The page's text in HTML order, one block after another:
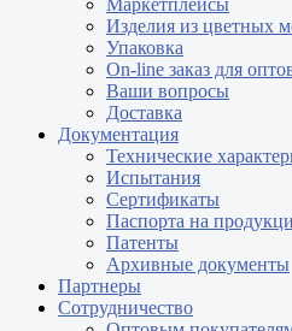
Маркетплейсы
Изделия из цветных
Упаковка
On-line заказ для
Ваши вопросы
Доставка
Документация
Технические
Испытания
Сертификаты
Паспорта на
Патенты
Архивные документы
Партнеры
Сотрудничество